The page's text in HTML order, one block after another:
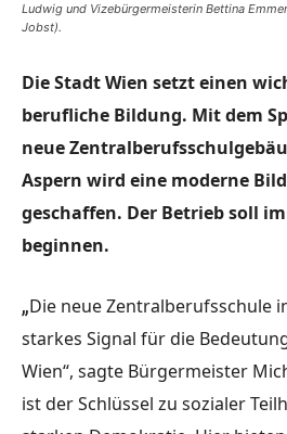
Ludwig und Vizebürgermeisterin Bettina
Jobst).
Die Stadt Wien setzt einen
berufliche Bildung. Mit dem
neue
Aspern wird eine moderne
geschaffen. Der Betrieb soll
beginnen.
„Die neue Zentralberufsschule
starkes Signal für die
Wien“, sagte Bürgermeister
ist der Schlüssel zu sozialer